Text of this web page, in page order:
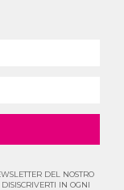
DEL NOSTRO
IN OGNI